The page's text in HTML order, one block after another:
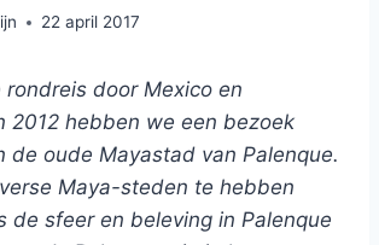
22 april 2017
rondreis door Mexico en
2012 hebben we een bezoek
de oude Mayastad van Palenque.
Maya-steden te hebben
de sfeer en beleving in Palenque